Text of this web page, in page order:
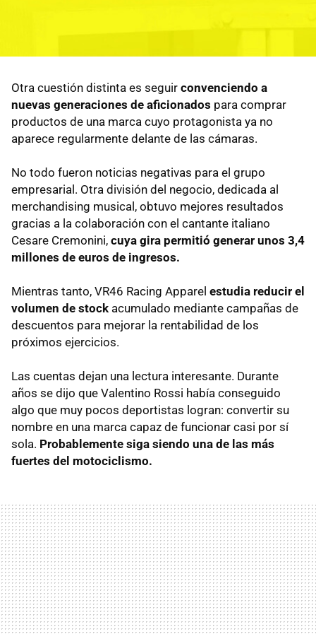
Otra cuestión distinta es seguir convenciendo a
nuevas generaciones de aficionados para comprar
productos de una marca cuyo protagonista ya no
aparece regularmente delante de las cámaras.
No todo fueron noticias negativas para el grupo
empresarial. Otra división del negocio, dedicada al
merchandising musical, obtuvo mejores resultados
gracias a la colaboración con el cantante italiano
Cesare Cremonini, cuya gira permitió generar unos 3,4
millones de euros de ingresos.
Mientras tanto, VR46 Racing Apparel estudia reducir el
volumen de stock acumulado mediante campañas de
descuentos para mejorar la rentabilidad de los
próximos ejercicios.
Las cuentas dejan una lectura interesante. Durante
años se dijo que Valentino Rossi había conseguido
algo que muy pocos deportistas logran: convertir su
nombre en una marca capaz de funcionar casi por sí
sola. Probablemente siga siendo una de las más
fuertes del motociclismo.